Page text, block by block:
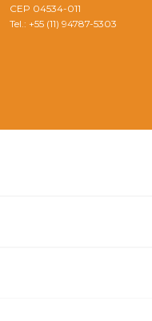
CEP 04534-011
Tel.: +55 (11) 94787-5303